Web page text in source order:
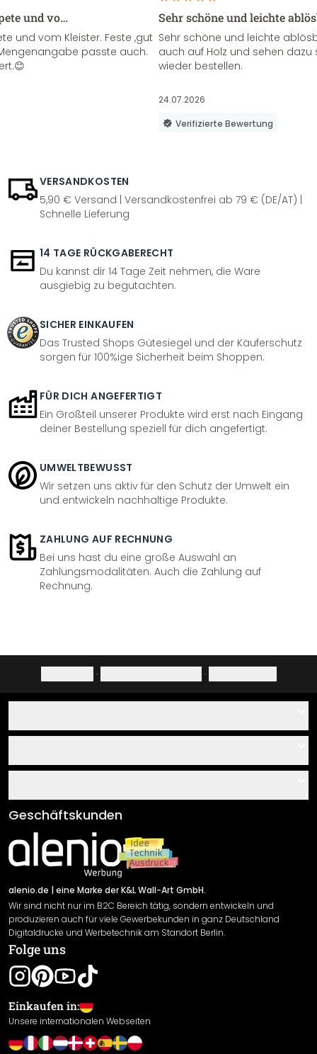
und vo…
und vom Kleister. Feste ,gut
passte auch.
Sehr schöne und leichte
Sehr schöne und leichte
auch auf Holz und sehen
wieder bestellen.
24.07.2026
Verifizierte Bewertung
VERSANDKOSTEN
5,90 € Versand | Versandkostenfrei ab 79 € (DE/AT) |
Schnelle Lieferung
14 TAGE RÜCKGABERECHT
Du kannst dir 14 Tage Zeit nehmen, die Ware
ausgiebig zu begutachten.
SICHER EINKAUFEN
Das Trusted Shops Gütesiegel und der Käuferschutz
sorgen für 100%ige Sicherheit beim Shoppen.
FÜR DICH ANGEFERTIGT
Ein Großteil unserer Produkte wird erst nach Eingang
deiner Bestellung speziell für dich angefertigt.
UMWELTBEWUSST
Wir setzen uns aktiv für den Schutz der Umwelt ein
und entwickeln nachhaltige Produkte.
ZAHLUNG AUF RECHNUNG
Bei uns hast du eine große Auswahl an
Zahlungsmodalitäten. Auch die Zahlung auf
Rechnung.
· ·
Über uns
Klebe- und Montageanleitungen
Newsletter An-/Abmeldung
Sendungsverfolgung
AGB
Impressum
Versand & Zahlung
Rücksendung
Widerrufsrecht
Datenschutzerklärung
Gewährleistung
Leistungserklärung / CE-Zeichen
Cookie Einstellungen
Geschäftskunden
alenio.de | eine Marke der K&L Wall-Art GmbH.
Wir sind nicht nur im B2C Bereich tätig, sondern entwickeln und
produzieren auch für viele Gewerbekunden in ganz Deutschland
Digitaldrucke und Werbetechnik am Standort Berlin.
Folge uns
Einkaufen in:
Unsere internationalen Webseiten